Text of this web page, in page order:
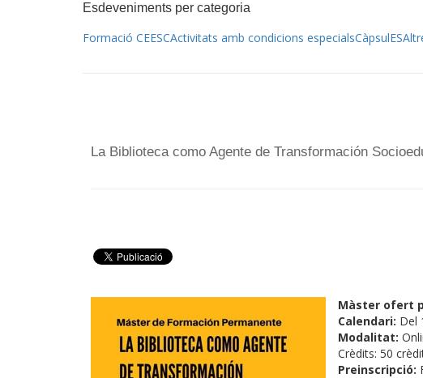
Esdeveniments per categoria
Formació CEESCActivitats amb condicions especialsCàpsulES
La Biblioteca como Agente de Transformación
Màster ofert
Calendari: Del
Modalitat:
Crèdits: 50
Preinscripció: